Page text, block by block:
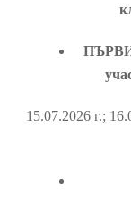
ПЪРВИ
15.07.2026 г.;